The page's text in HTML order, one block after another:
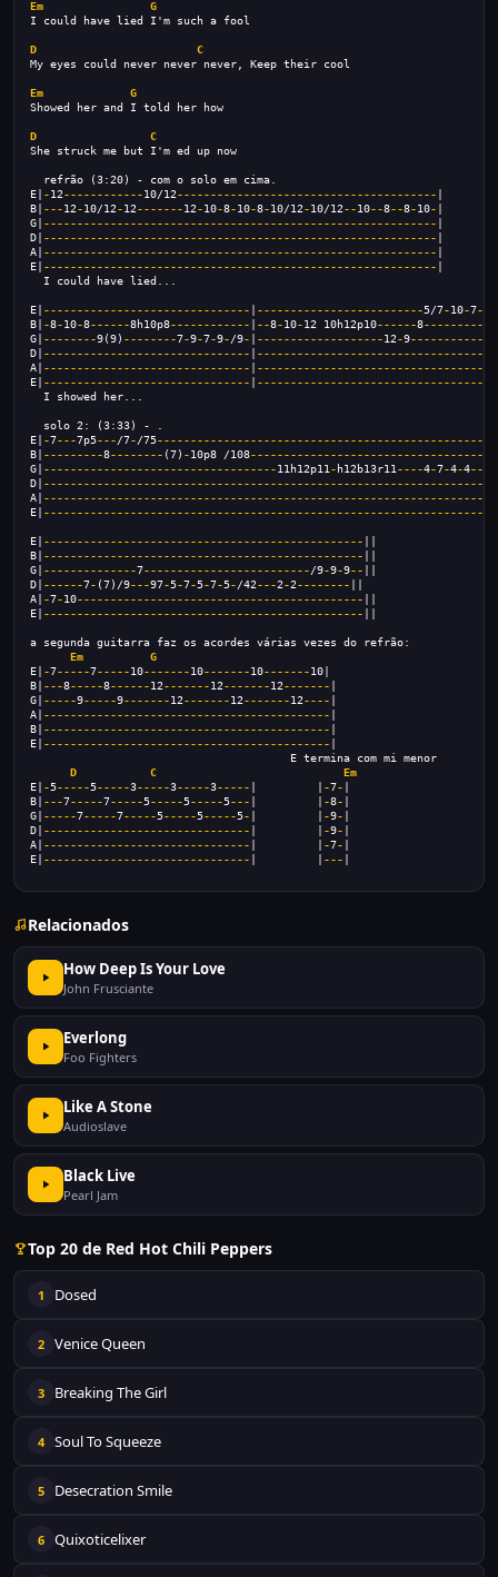
Em
G
I could have lied I'm such a fool
D
C
My eyes could never never never, Keep their cool
Em
G
Showed her and I told her how
D
C
She struck me but I'm ed up now
refrão (3:20) - com o solo em cima.
E| -12------------10/12---------------------------------------
B| ---12-10/12-12-------12-10-8-10-8-10/12-10/12--10--8--8-10-
G| -----------------------------------------------------------
D| -----------------------------------------------------------
A| -----------------------------------------------------------
E| -----------------------------------------------------------
I could have lied...
E| ------------------------------- -------------------------5/7-10-7-
B| -8-10-8------8h10p8------------ --8-10-12 10h12p10------8
G| --------9(9) --------7-9-7-9-/9- -------------------12-9
D| -------------------------------
A| -------------------------------
E| -------------------------------
I showed her...
solo 2: (3:33) - .
E| -7---7p5---/7-/75---------------------------------------------------
B| ---------8-------- (7) -10p8 /108-------------------------------------
G| -----------------------------------11h12p11 -h12b13r11 ----4-7-4-4---
D|
A|
E|
E| ------------------------------------------------
B| ------------------------------------------------
G| --------------7-------------------------/9-9-9--
D| ------7- (7)/9---97-5-7-5-7-5-/42---2-2--------
A| -7-10-------------------------------------------
E| ------------------------------------------------
a segunda guitarra faz os acordes várias vezes do refrão:
Em
G
E| -7-----7-----10-------10-------10-------10|
B| ---8-----8------12-------12-------12-------
G| -----9-----9-------12-------12-------12----
A| -------------------------------------------
B| -------------------------------------------
E| -------------------------------------------
E termina com mi menor
D
C
Em
E| -5-----5-----3-----3-----3----- -7-
B| ---7-----7-----5-----5-----5--- -8-
G| -----7-----7-----5-----5-----5- -9-
D| ------------------------------- -9-
A| ------------------------------- -7-
E| ------------------------------- ---
Relacionados
How Deep Is Your Love
John Frusciante
Everlong
Foo Fighters
Like A Stone
Audioslave
Black Live
Pearl Jam
Top 20 de Red Hot Chili Peppers
1 Dosed
2 Venice Queen
3 Breaking The Girl
4 Soul To Squeeze
5 Desecration Smile
6 Quixoticelixer